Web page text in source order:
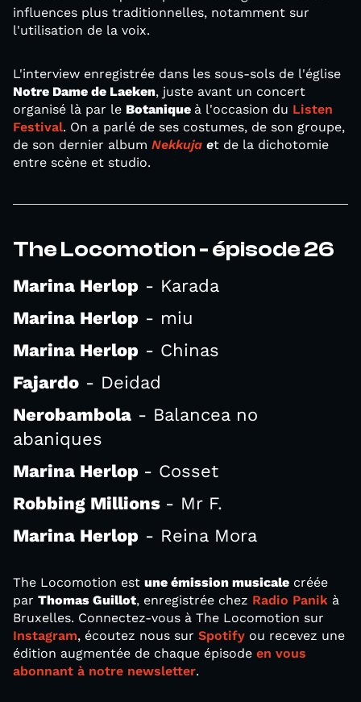
influences plus traditionnelles, notamment sur
l'utilisation de la voix.
L'interview enregistrée dans les sous-sols de l'église
Notre Dame de Laeken, juste avant un concert
organisé là par le Botanique à l'occasion du Listen
Festival. On a parlé de ses costumes, de son groupe,
de son dernier album Nekkuja et de la dichotomie
entre scène et studio.
The Locomotion - épisode 26
Marina Herlop - Karada
Marina Herlop - miu
Marina Herlop - Chinas
Fajardo - Deidad
Nerobambola - Balancea no
abaniques
Marina Herlop - Cosset
Robbing Millions - Mr F.
Marina Herlop - Reina Mora
The Locomotion est une émission musicale créée
par Thomas Guillot, enregistrée chez Radio Panik à
Bruxelles. Connectez-vous à The Locomotion sur
Instagram, écoutez nous sur Spotify ou recevez une
édition augmentée de chaque épisode en vous
abonnant à notre newsletter.